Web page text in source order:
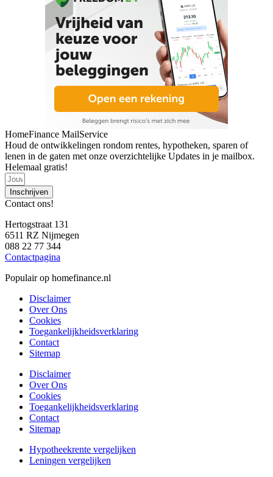
HomeFinance MailService
Houd de ontwikkelingen rondom rentes, hypotheken, sparen of
lenen in de gaten met onze overzichtelijke Updates in je mailbox.
Helemaal gratis!
Inschrijven
Contact ons!
Hertogstraat 131
6511 RZ Nijmegen
088 22 77 344
Contactpagina
Populair op homefinance.nl
Disclaimer
Over Ons
Cookies
Toegankelijkheidsverklaring
Contact
Sitemap
Disclaimer
Over Ons
Cookies
Toegankelijkheidsverklaring
Contact
Sitemap
Hypotheekrente vergelijken
Leningen vergelijken